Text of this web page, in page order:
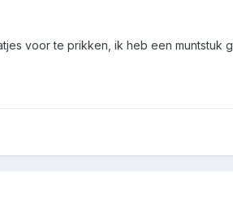
voor te prikken, ik heb een